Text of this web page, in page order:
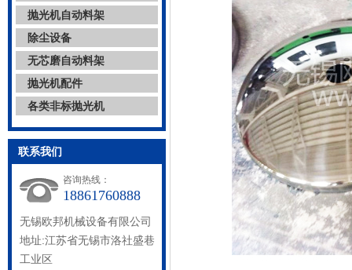
抛光机自动料架
除尘设备
无芯磨自动料架
抛光机配件
各类非标抛光机
联系我们
咨询热线：
18861760888
无锡欧邦机械设备有限公司
地址:江苏省无锡市洛社盛巷
工业区